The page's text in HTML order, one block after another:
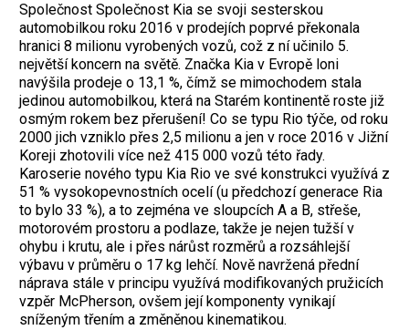
Společnost Společnost Kia se svoji sesterskou
automobilkou roku 2016 v prodejích poprvé překonala
hranici 8 milionu vyrobených vozů, což z ní učinilo 5.
největší koncern na světě. Značka Kia v Evropě loni
navýšila prodeje o 13,1 %, čímž se mimochodem stala
jedinou automobilkou, která na Starém kontinentě roste již
osmým rokem bez přerušení! Co se typu Rio týče, od roku
2000 jich vzniklo přes 2,5 milionu a jen v roce 2016 v Jižní
Koreji zhotovili více než 415 000 vozů této řady.
Karoserie nového typu Kia Rio ve své konstrukci využívá z
51 % vysokopevnostních ocelí (u předchozí generace Ria
to bylo 33 %), a to zejména ve sloupcích A a B, střeše,
motorovém prostoru a podlaze, takže je nejen tužší v
ohybu i krutu, ale i přes nárůst rozměrů a rozsáhlejší
výbavu v průměru o 17 kg lehčí. Nově navržená přední
náprava stále v principu využívá modifikovaných pružicích
vzpěr McPherson, ovšem její komponenty vynikají
sníženým třením a změněnou kinematikou.